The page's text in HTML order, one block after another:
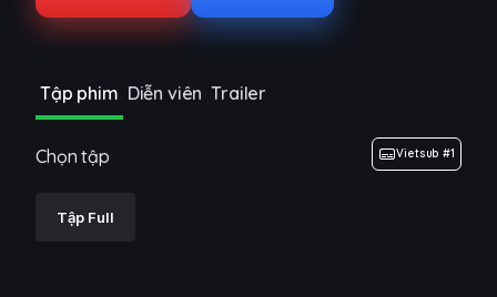
Tập phim Diễn viên Trailer
Chọn tập Vietsub #1
Tập Full